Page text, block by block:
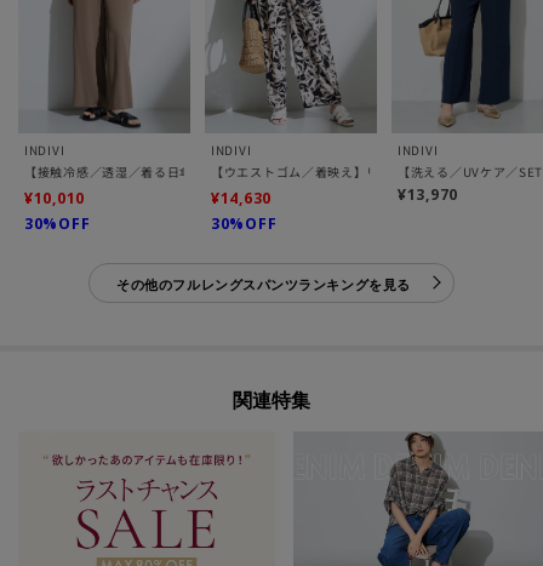
INDIVI
【接触冷感／透湿／着る日傘】イージーワイドパンツ
¥10,010
30%OFF
INDIVI
【ウエストゴム／着映え】リーフ柄ワイドパンツ
¥14,630
30%OFF
INDIVI
【洗える／UVケア／
¥13,970
その他のフルレングスパンツランキングを見る
関連特集